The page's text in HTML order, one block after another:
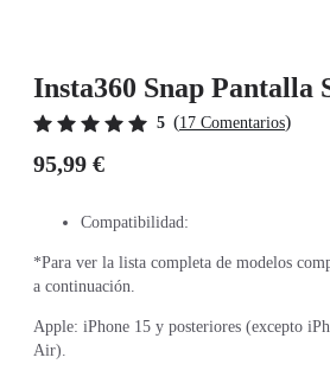
Insta360 Snap Pantalla
5 (17 Comentarios)
95,99 €
Compatibilidad:
*Para ver la lista completa de modelos
a continuación.
Apple: iPhone 15 y posteriores (excepto
Air).